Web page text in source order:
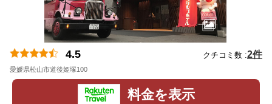
4.5 クチコミ数 :2件
愛媛県松山市道後姫塚100
料金を表示